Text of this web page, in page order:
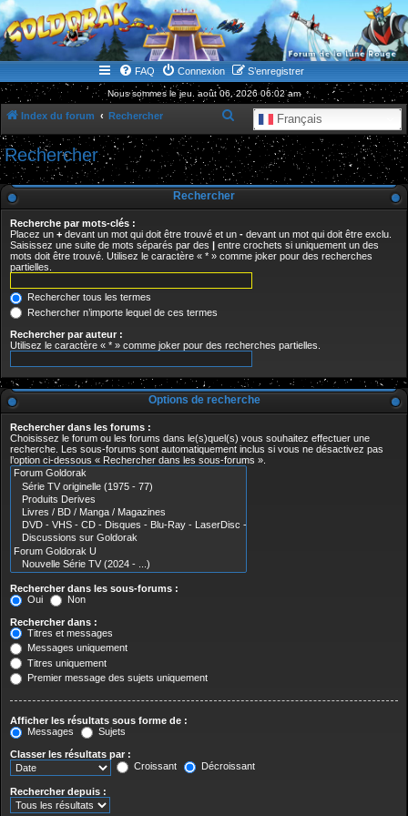
WWW.GOLDORAKGO.COM
le site de la Lune Rouge
FAQ Connexion S’enregistrer
Nous sommes le jeu. août 06, 2026 06:02 am
Index du forum Rechercher Français
e
c
h
c
e
Rechercher
Rechercher
Recherche par mots-clés :
Placez un + devant un mot qui doit être trouvé et un - devant un mot qui doit être exclu.
Saisissez une suite de mots séparés par des | entre crochets si uniquement un des
mots doit être trouvé. Utilisez le caractère « * » comme joker pour des recherches
partielles.
Rechercher tous les termes
Rechercher n’importe lequel de ces termes
Rechercher par auteur :
Utilisez le caractère « * » comme joker pour des recherches partielles.
Options de recherche
Rechercher dans les forums :
Choisissez le forum ou les forums dans le(s)quel(s) vous souhaitez effectuer une
recherche. Les sous-forums sont automatiquement inclus si vous ne désactivez pas
l’option ci-dessous « Rechercher dans les sous-forums ».
Rechercher dans les sous-forums :
Oui
Non
Rechercher dans :
Titres et messages
Messages uniquement
Titres uniquement
Premier message des sujets uniquement
Afficher les résultats sous forme de :
Messages
Sujets
Classer les résultats par :
Croissant
Décroissant
Rechercher depuis :